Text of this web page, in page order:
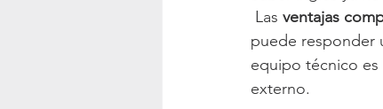
Las ventajas
puede responder
equipo técnico es
externo.